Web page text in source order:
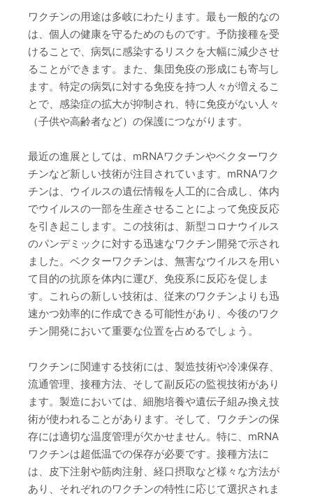
ワクチンの用途は多岐にわたります。最も一般的なの
は、個人の健康を守るためのものです。予防接種を受
けることで、病気に感染するリスクを大幅に減少させ
ることができます。また、集団免疫の形成にも寄与し
ます。特定の病気に対する免疫を持つ人々が増えるこ
とで、感染症の拡大が抑制され、特に免疫がない人々
（子供や高齢者など）の保護につながります。
最近の進展としては、mRNAワクチンやベクターワク
チンなど新しい技術が注目されています。mRNAワク
チンは、ウイルスの遺伝情報を人工的に合成し、体内
でウイルスの一部を生産させることによって免疫反応
を引き起こします。この技術は、新型コロナウイルス
のパンデミックに対する迅速なワクチン開発で示され
ました。ベクターワクチンは、無害なウイルスを用い
て目的の抗原を体内に運び、免疫系に反応を促しま
す。これらの新しい技術は、従来のワクチンよりも迅
速かつ効率的に作成できる可能性があり、今後のワク
チン開発において重要な位置を占めるでしょう。
ワクチンに関連する技術には、製造技術や冷凍保存、
流通管理、接種方法、そして副反応の監視技術があり
ます。製造においては、細胞培養や遺伝子組み換え技
術が使われることがあります。そして、ワクチンの保
存には適切な温度管理が欠かせません。特に、mRNA
ワクチンは超低温での保存が必要です。接種方法に
は、皮下注射や筋肉注射、経口摂取など様々な方法が
あり、それぞれのワクチンの特性に応じて選択されま